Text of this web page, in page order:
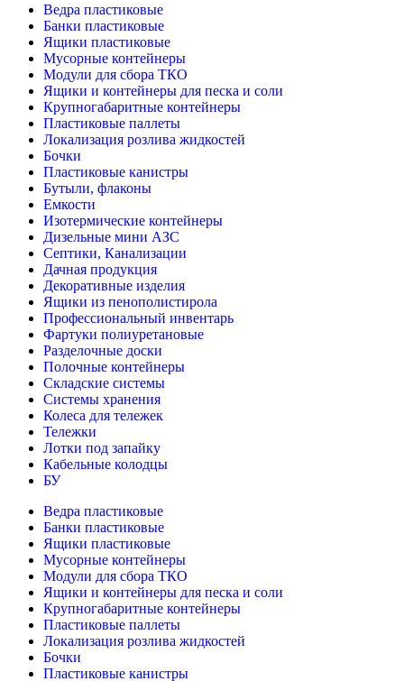
Ведра пластиковые
Банки пластиковые
Ящики пластиковые
Мусорные контейнеры
Модули для сбора ТКО
Ящики и контейнеры для песка и соли
Крупногабаритные контейнеры
Пластиковые паллеты
Локализация розлива жидкостей
Бочки
Пластиковые канистры
Бутыли, флаконы
Емкости
Изотермические контейнеры
Дизельные мини АЗС
Септики, Канализации
Дачная продукция
Декоративные изделия
Ящики из пенополистирола
Профессиональный инвентарь
Фартуки полиуретановые
Разделочные доски
Полочные контейнеры
Складские системы
Системы хранения
Колеса для тележек
Тележки
Лотки под запайку
Кабельные колодцы
БУ
Ведра пластиковые
Банки пластиковые
Ящики пластиковые
Мусорные контейнеры
Модули для сбора ТКО
Ящики и контейнеры для песка и соли
Крупногабаритные контейнеры
Пластиковые паллеты
Локализация розлива жидкостей
Бочки
Пластиковые канистры